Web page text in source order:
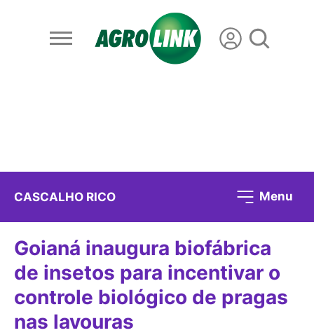
CASCALHO RICO Menu
Goianá inaugura biofábrica
de insetos para incentivar o
controle biológico de pragas
nas lavouras